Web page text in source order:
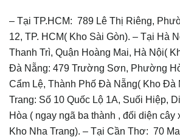
– Tại TP.HCM: 789 Lê Thị Riêng,
12, TP. HCM( Kho Sài Gòn). – Tại Hà
Thanh Trì, Quận Hoàng Mai, Hà Nội(
Đà Nẵng: 479 Trường Sơn, Phường
Cẩm Lệ, Thành Phố Đà Nẵng( Kho Đà
Trang: Số 10 Quốc Lộ 1A, Suối Hiệp,
Hòa ( ngay ngã ba thành , đối diện cây
Kho Nha Trang). – Tại Cần Thơ: 70